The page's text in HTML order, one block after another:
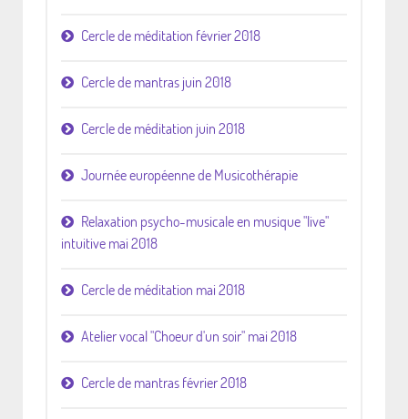
Cercle de méditation février 2018
Cercle de mantras juin 2018
Cercle de méditation juin 2018
Journée européenne de Musicothérapie
Relaxation psycho-musicale en musique "live"
intuitive mai 2018
Cercle de méditation mai 2018
Atelier vocal "Choeur d'un soir" mai 2018
Cercle de mantras février 2018